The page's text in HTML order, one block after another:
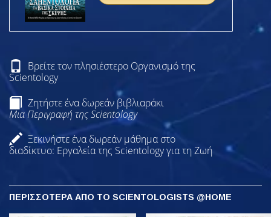
Βρείτε τον πλησιέστερο Οργανισμό της
Scientology
Ζητήστε ένα δωρεάν βιβλιαράκι
Μια Περιγραφή της Scientology
Ξεκινήστε ένα δωρεάν μάθημα στο
διαδίκτυο: Εργαλεία της Scientology για τη Ζωή
ΠΕΡΙΣΣΟΤΕΡΑ ΑΠΟ ΤΟ SCIENTOLOGISTS @HOME